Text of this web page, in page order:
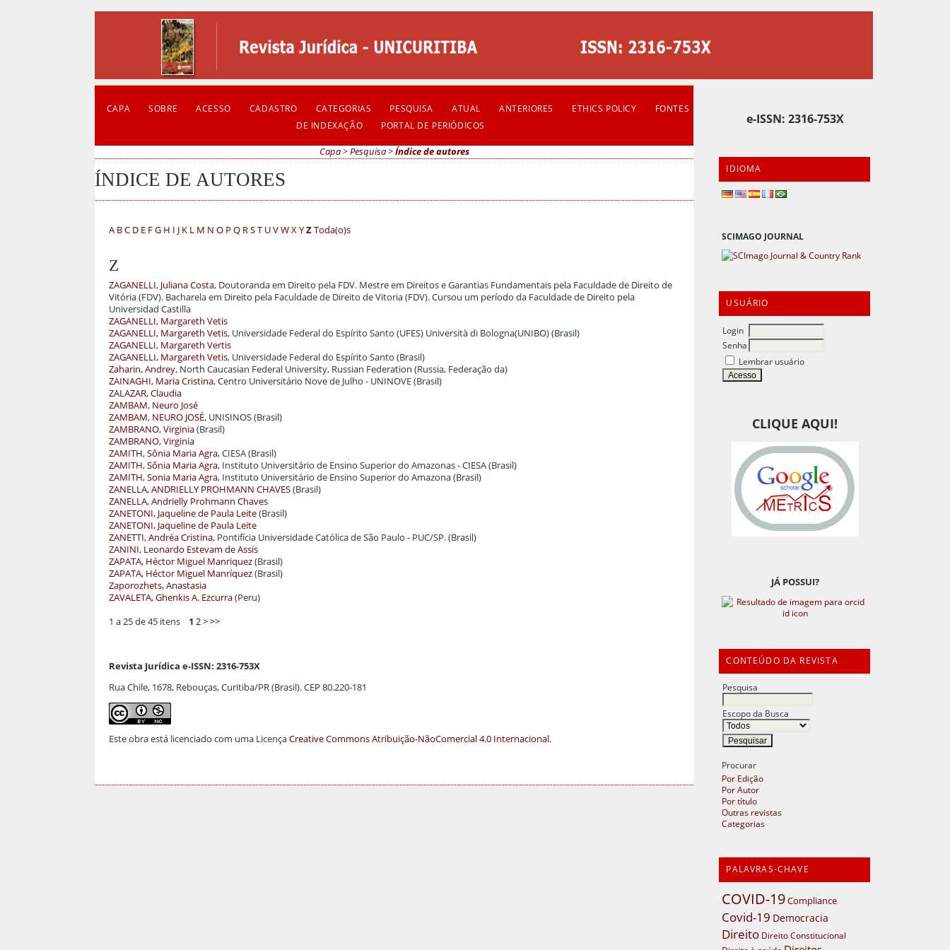
e-ISSN: 2316-753X
IDIOMA
SCIMAGO JOURNAL
USUÁRIO
Login
Senha
Lembrar usuário
CLIQUE AQUI!
JÁ POSSUI?
CONTEÚDO DA REVISTA
Pesquisa
Escopo da Busca
Procurar
Por Edição
Por Autor
Por título
Outras revistas
Categorias
PALAVRAS-CHAVE
COVID-19Compliance
Covid-19 Democracia
Direito Direito Constitucional
CAPA SOBRE ACESSO CADASTRO CATEGORIAS PESQUISA ATUAL ANTERIORES ETHICS POLICY
FONTES
DE INDEXAÇÃO
PORTAL DE PERIÓDICOS
Capa>Pesquisa>Índice de autores
ÍNDICE DE AUTORES
A BC D E FG H I J K L M N O P Q RST UVWXYZToda(o)s
Z
ZAGANELLI, Juliana Costa, Doutoranda em Direito pela FDV. Mestre em Direitos e Garantias Fundamentais pela Faculdade de Direito de
Vitória (FDV). Bacharela em Direito pela Faculdade de Direito de Vitoria (FDV). Cursou um período da Faculdade de Direito pela
Universidad Castilla
ZAGANELLI, Margareth Vetis
ZAGANELLI, Margareth Vetis, Universidade Federal do Espírito Santo (UFES) Università di Bologna(UNIBO) (Brasil)
ZAGANELLI, Margareth Vertis
ZAGANELLI, Margareth Vetis, Universidade Federal do Espírito Santo (Brasil)
Zaharin, Andrey, North Caucasian Federal University, Russian Federation (Russia, Federação da)
ZAINAGHI, Maria Cristina, Centro Universitário Nove de Julho - UNINOVE (Brasil)
ZALAZAR, Claudia
ZAMBAM, Neuro José
ZAMBAM, NEURO JOSÉ, UNISINOS (Brasil)
ZAMBRANO, Virginia(Brasil)
ZAMBRANO, Virginia
ZAMITH, Sônia Maria Agra, CIESA (Brasil)
ZAMITH, Sônia Maria Agra, Instituto Universitário de Ensino Superior do Amazonas - CIESA (Brasil)
ZAMITH, Sonia Maria Agra, Instituto Universitário de Ensino Superior do Amazona (Brasil)
ZANELLA, ANDRIELLY PROHMANN CHAVES(Brasil)
ZANELLA, Andrielly Prohmann Chaves
ZANETONI, Jaqueline de Paula Leite(Brasil)
ZANETONI, Jaqueline de Paula Leite
ZANETTI, Andréa Cristina, Pontifícia Universidade Católica de São Paulo - PUC/SP. (Brasil)
ZANINI, Leonardo Estevam de Assis
ZAPATA, Héctor Miguel Manriquez(Brasil)
ZAPATA, Héctor Miguel Manríquez(Brasil)
Zaporozhets, Anastasia
ZAVALETA, Ghenkis A. Ezcurra(Peru)
1 a 25 de 45 itens 1 2>>>
Revista Jurídica e-ISSN: 2316-753X
Rua Chile, 1678, Rebouças, Curitiba/PR (Brasil). CEP 80.220-181
Este obra está licenciado com uma LicençaCreative Commons Atribuição-NãoComercial 4.0 Internacional.